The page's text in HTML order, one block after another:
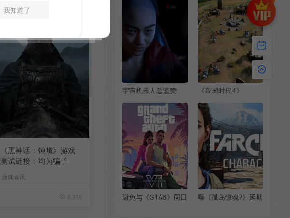
《黑神话：钟馗》游戏
测试链接：均为骗子
新闻资讯
6,818
验第一个关卡
多大作
宇宙机器人总监赞
知》：令人惊叹
《帝国时代4》
士”Steam页面上线
避免与《GTA6》同日
曝《孤岛惊魂7》延期
我知道了